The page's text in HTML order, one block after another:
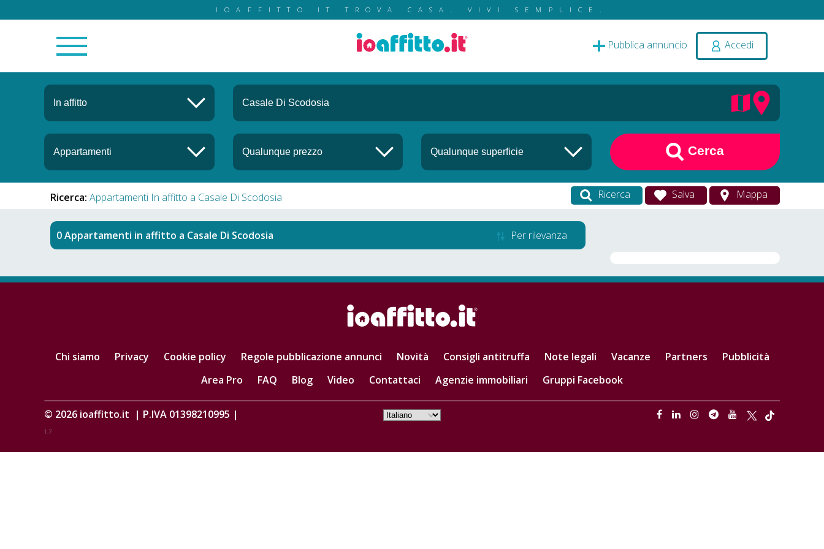
IOAFFITTO.IT TROVA CASA. VIVI SEMPLICE.
Pubblica annuncio Accedi
Cerca
Ricerca: Appartamenti In affitto a Casale Di Scodosia Ricerca Salva Mappa
Appartamenti in affitto a Casale Di Scodosia Per rilevanza
Chi siamo Privacy Cookie policy Regole pubblicazione annunci Novità Consigli antitruffa Note legali Vacanze Partners
Pubblicità
Area Pro
FAQ Blog Video Contattaci Agenzie immobiliari Gruppi Facebook
© 2026 ioaffitto.it | P.IVA 01398210995 |
1.7